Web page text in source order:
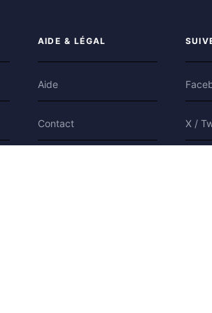
AIDE & LÉGAL
Aide
Contact X /